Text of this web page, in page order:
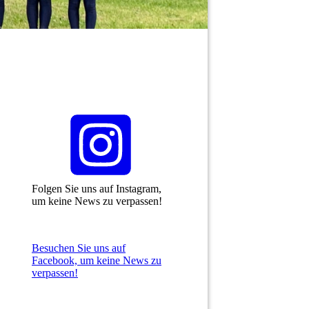
Folgen Sie uns auf Instagram,
um keine News zu verpassen!
Besuchen Sie uns auf
Facebook, um keine News zu
verpassen!